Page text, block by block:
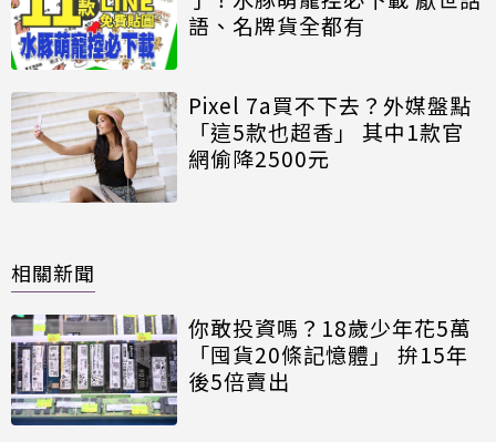
語、名牌貨全都有
Pixel 7a買不下去？外媒盤點
「這5款也超香」 其中1款官
網偷降2500元
相關新聞
你敢投資嗎？18歲少年花5萬
「囤貨20條記憶體」 拚15年
後5倍賣出